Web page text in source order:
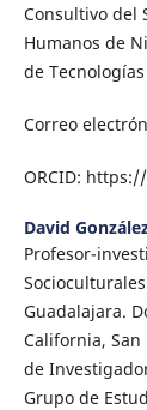
Consultivo del
Humanos de
de
Correo
ORCID:
David
Profesor-
Guadalajara.
California, San
de
Grupo de